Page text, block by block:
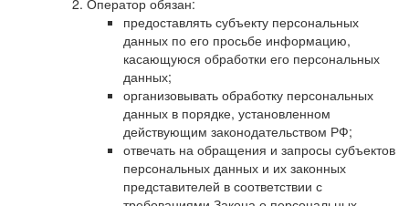
Оператор обязан:
предоставлять субъекту персональных
данных по его просьбе информацию,
касающуюся обработки его персональных
данных;
организовывать обработку персональных
данных в порядке, установленном
действующим законодательством РФ;
отвечать на обращения и запросы субъектов
персональных данных и их законных
представителей в соответствии с